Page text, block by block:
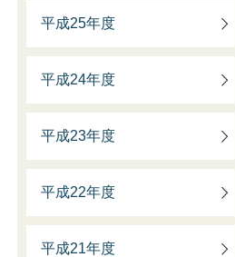
平成25年度
平成24年度
平成23年度
平成22年度
平成21年度